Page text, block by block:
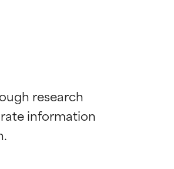
research
information